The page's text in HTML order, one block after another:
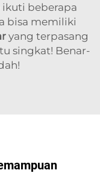
ikuti beberapa
bisa memiliki
yang terpasang
singkat! Benar-